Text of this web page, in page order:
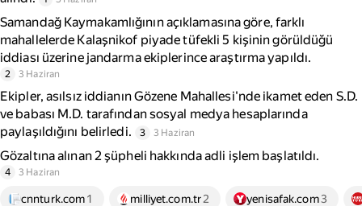
Samandağ Kaymakamlığının açıklamasına göre, farklı
mahallelerde Kalaşnikof piyade tüfekli 5 kişinin görüldüğü
iddiası üzerine jandarma ekiplerince araştırma yapıldı.
2 3 Haziran
Ekipler, asılsız iddianın Gözene Mahallesi'nde ikamet eden S.D.
ve babası M.D. tarafından sosyal medya hesaplarında
paylaşıldığını belirledi.
3 3 Haziran
Gözaltına alınan 2 şüpheli hakkında adli işlem başlatıldı.
4 3 Haziran
cnnturk.com1 milliyet.com.tr2 yenisafak.com3